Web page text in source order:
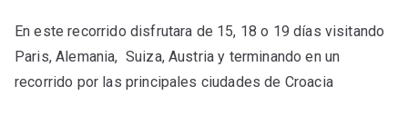
En este recorrido disfrutara de 15, 18 o 19 días visitando
Paris, Alemania, Suiza, Austria y terminando en un
recorrido por las principales ciudades de Croacia